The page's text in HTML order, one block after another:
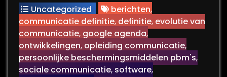
Uncategorized berichten,
communicatie definitie, definitie, evolutie van
communicatie, google agenda,
ontwikkelingen, opleiding communicatie,
persoonlijke beschermingsmiddelen pbm's,
sociale communicatie, software,